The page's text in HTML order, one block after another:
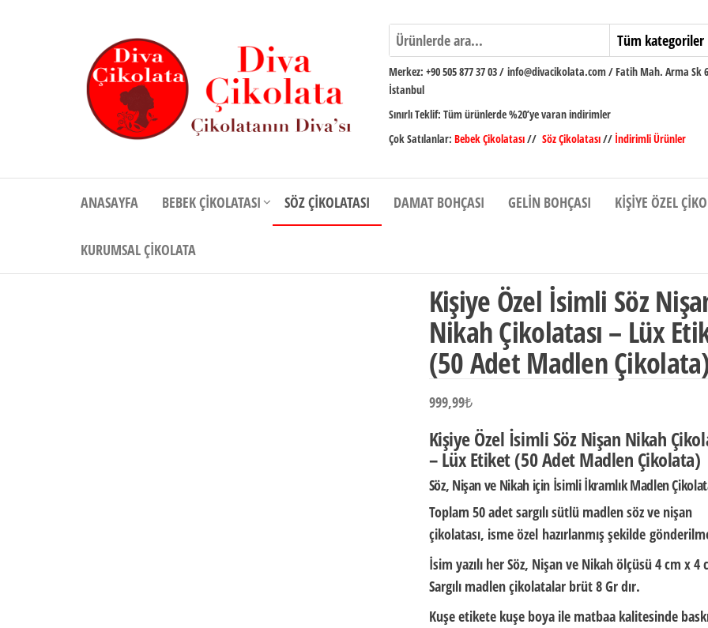
Çikolata
Merkez: +90 505 877 37 03/ info@divacikolata.com / Fatih Mah. Arma Sk
İstanbul
Sınırlı Teklif: Tüm ürünlerde %20’ye varan indirimler
Çok Satılanlar: Bebek Çikolatası// Söz Çikolatası// İndirimli Ürünler
ANASAYFA BEBEK ÇIKOLATASI SÖZ ÇIKOLATASI DAMAT BOHÇASI GELIN BOHÇASI KIŞIYE ÖZEL
KURUMSAL ÇIKOLATA
Kişiye Özel İsimli Söz
Nikah Çikolatası – Lüx
(50 Adet Madlen
999,99₺
Kişiye Özel İsimli Söz Nişan Nikah
– Lüx Etiket (50 Adet Madlen Çikolata)
Söz, Nişan ve Nikah için İsimli İkramlık Madlen
Toplam 50 adet sargılı sütlü madlen söz ve nişan
çikolatası, isme özel hazırlanmış şekilde
İsim yazılı her Söz, Nişan ve Nikah ölçüsü4 cm x 4
Sargılı madlen çikolatalar brüt8 Grdır.
Kuşe etikete kuşe boya ile matbaa kalitesinde